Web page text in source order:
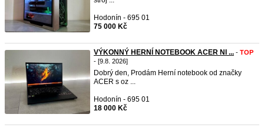
Hodonín - 695 01
75 000 Kč
VÝKONNÝ HERNÍ NOTEBOOK ACER NI ... - TOP
- [9.8. 2026]
Dobrý den, Prodám Herní notebook od značky
ACER s oz ...
Hodonín - 695 01
18 000 Kč